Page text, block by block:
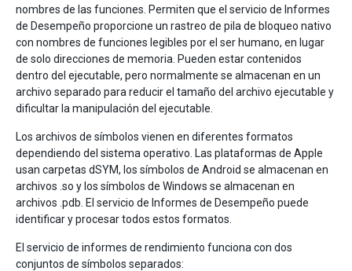
nombres de las funciones. Permiten que el servicio de Informes
de Desempeño proporcione un rastreo de pila de bloqueo nativo
con nombres de funciones legibles por el ser humano, en lugar
de solo direcciones de memoria. Pueden estar contenidos
dentro del ejecutable, pero normalmente se almacenan en un
archivo separado para reducir el tamaño del archivo ejecutable y
dificultar la manipulación del ejecutable.
Los archivos de símbolos vienen en diferentes formatos
dependiendo del sistema operativo. Las plataformas de Apple
usan carpetas dSYM, los símbolos de Android se almacenan en
archivos .so y los símbolos de Windows se almacenan en
archivos .pdb. El servicio de Informes de Desempeño puede
identificar y procesar todos estos formatos.
El servicio de informes de rendimiento funciona con dos
conjuntos de símbolos separados: